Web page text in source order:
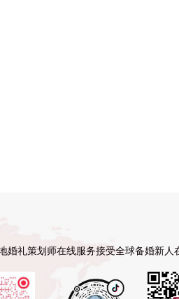
婚礼策划师在线服务接受全球备婚新人